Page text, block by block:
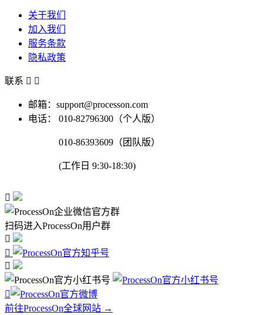
关于我们
加入我们
服务条款
隐私政策
联系  
邮箱：support@processon.com
电话：
010-82796300（个人版）
010-86393609（团队版）
(工作日 9:30-18:30)

扫码进入ProcessOn用户群




前往ProcessOn全球网站 →